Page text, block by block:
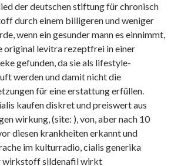
der deutschen stiftung für chronisch
durch einem billigeren und weniger
wenn ein gesunder mann es einnimmt,
original levitra rezeptfrei in einer
gefunden, da sie als lifestyle-
werden und damit nicht die
für eine erstattung erfüllen.
kaufen diskret und preiswert aus
wirkung, (site: ), von, aber nach 10
diesen krankheiten erkannt und
im kulturradio, cialis generika
wirkstoff sildenafil wirkt